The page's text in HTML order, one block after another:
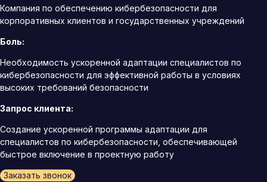
Компания по обеспечению кибербезопасности для
корпоративных клиентов и государственных учреждений
Боль:
Необходимость ускоренной адаптации специалистов по
кибербезопасности для эффективной работы в условиях
высоких требований безопасности
Запрос клиента:
Создание ускоренной программы адаптации для
специалистов по кибербезопасности, обеспечивающей
быстрое включение в проектную работу
Заказать звонок